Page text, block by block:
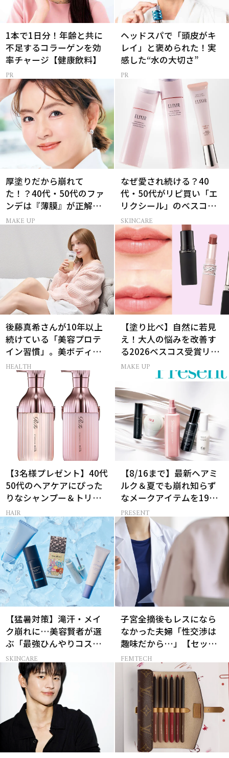
1本で1日分！年齢と共に
不足するコラーゲンを効
率チャージ【健康飲料】
ヘッドスパで「頭皮がキ
レイ」と褒められた！実
感した“水の大切さ”
厚塗りだから崩れて
た！？40代・50代のファ
ンデは『薄膜』が正解で
した
MAKE UP
なぜ愛され続ける？40
代・50代がリピ買い「エ
リクシール」のベスコス
受賞名品3選
SKINCARE
後藤真希さんが10年以上
続けている「美容プロテ
イン習慣」。美ボディを
支える朝ルーティンと
は？
HEALTH
【塗り比べ】自然に若見
え！大人の悩みを改善す
る2026ベスコス受賞リッ
プTOP3
MAKE UP
【3名様プレゼント】40代
50代のヘアケアにぴった
りなシャンプー＆トリー
トメントで、うねり悩み
に対処！
HAIR
【8/16まで】最新ヘアミ
ルク＆夏でも崩れ知らず
なメークアイテムを19名
様にプレゼント！
PRESENT
【猛暑対策】滝汗・メイ
ク崩れに…美容賢者が選
ぶ「最強ひんやりコス
メ」26選
SKINCARE
子宮全摘後もレスになら
なかった夫婦「性交渉は
趣味だから…」【セック
スレス AND THE CITY -女
たちの告白-】
FEMTECH